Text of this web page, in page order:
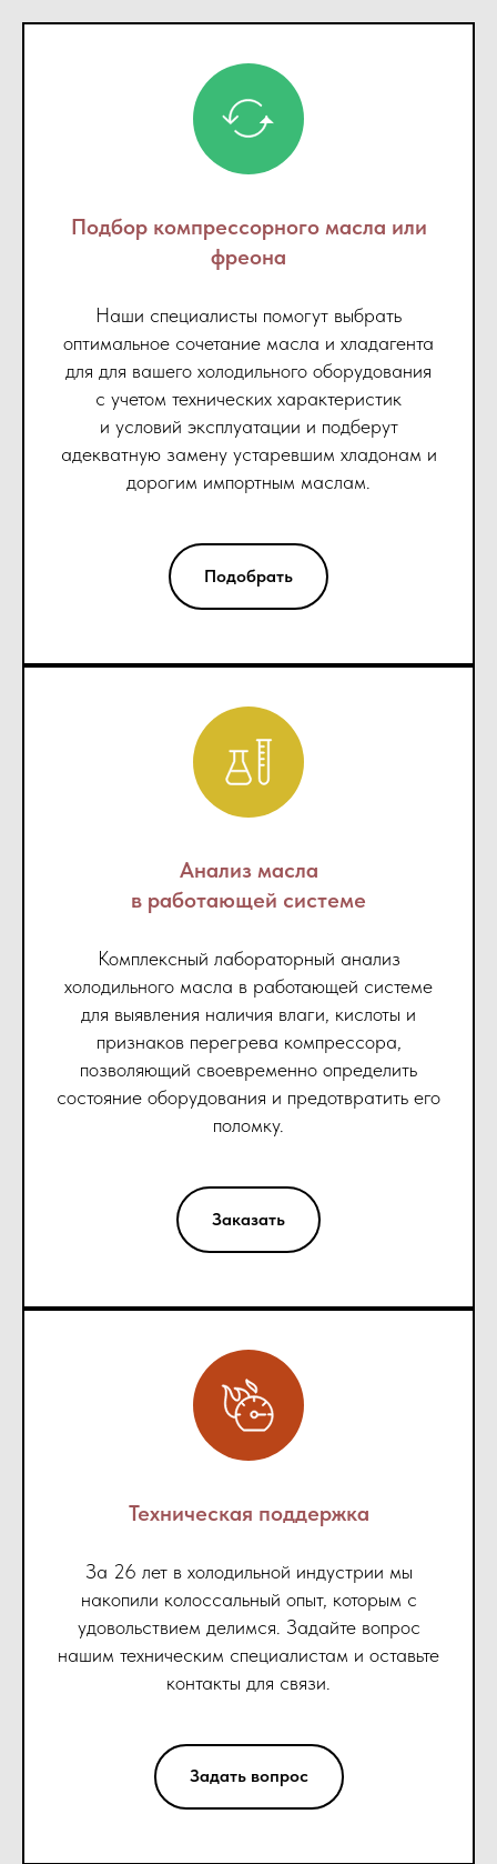
Подбор компрессорного масла или
фреона
Наши специалисты помогут выбрать
оптимальное сочетание масла и хладагента
для для вашего холодильного оборудования
с учетом технических характеристик
и условий эксплуатации и подберут
адекватную замену устаревшим хладонам и
дорогим импортным маслам.
Подобрать
Анализ масла
в работающей системе
Комплексный лабораторный анализ
холодильного масла в работающей системе
для выявления наличия влаги, кислоты и
признаков перегрева компрессора,
позволяющий своевременно определить
состояние оборудования и предотвратить его
поломку.
Заказать
Техническая поддержка
За 26 лет в холодильной индустрии мы
накопили колоссальный опыт, которым с
удовольствием делимся. Задайте вопрос
нашим техническим специалистам и оставьте
контакты для связи.
Задать вопрос